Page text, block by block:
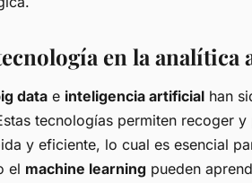
en la analítica
data e inteligencia artificial han
tecnologías permiten recoger
y eficiente, lo cual es esencial
el machine learning pueden